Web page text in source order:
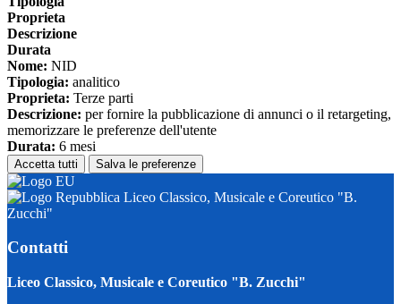
Proprieta
Descrizione
Durata
Nome: NID
Tipologia: analitico
Proprieta: Terze parti
Descrizione: per fornire la pubblicazione di annunci o il retargeting,
memorizzare le preferenze dell'utente
Durata: 6 mesi
Accetta tutti Salva le preferenze
Liceo Classico, Musicale e Coreutico "B.
Zucchi"
Contatti
Liceo Classico, Musicale e Coreutico "B. Zucchi"